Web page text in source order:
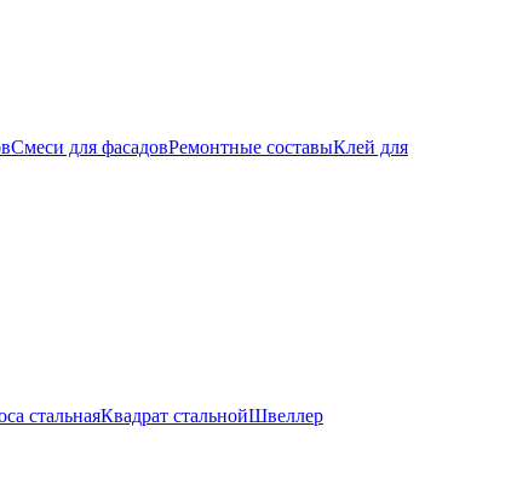
Смеси для фасадовРемонтные составыКлей для
стальнаяКвадрат стальнойШвеллер